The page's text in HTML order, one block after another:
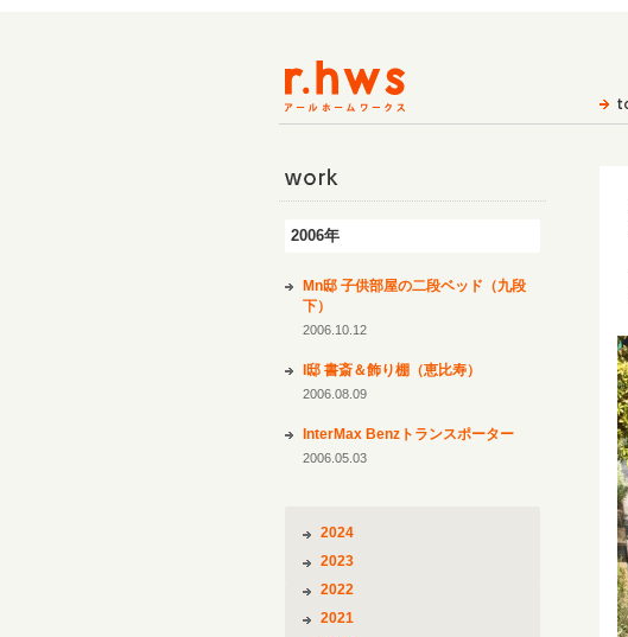
2006年
Mn邸 子供部屋の二段ベッド（九段
下）
2006.10.12
I邸 書斎＆飾り棚（恵比寿）
2006.08.09
InterMax Benzトランスポーター
2006.05.03
2024
2023
2022
2021